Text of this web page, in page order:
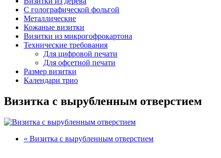
C голографической фольгой
Металлические
Кожаные визитки
Визитки из микрогофрокартона
Технические требования
Для цифровой печати
Для офсетной печати
Размер визитки
Календари трио
Визитка с вырубленным отверстием
« Визитка с вырубленным отверстием